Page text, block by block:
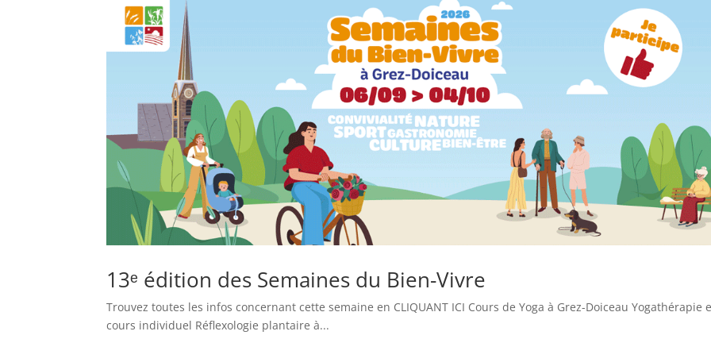
13ᵉ édition des Semaines du Bien-Vivre
Trouvez toutes les infos concernant cette semaine en CLIQUANT ICI Cours de Yoga à Grez-Doiceau Yogathérapie
cours individuel Réflexologie plantaire à...